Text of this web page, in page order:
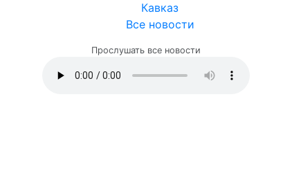
Кавказ
Все новости
Прослушать все новости